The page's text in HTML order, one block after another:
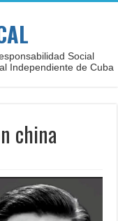
Social
Independiente de Cuba
china